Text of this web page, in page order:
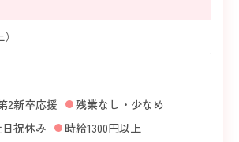
2新卒応援
残業なし・少なめ
日祝休み
時給1300円以上